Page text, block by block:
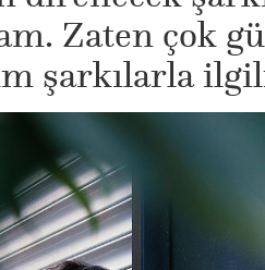
Zaten çok
şarkılarla